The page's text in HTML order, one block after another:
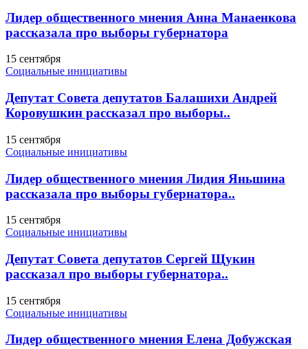
Лидер общественного мнения Анна Манаенкова
рассказала про выборы губернатора
15 сентября
Социальные инициативы
Депутат Совета депутатов Балашихи Андрей
Коровушкин рассказал про выборы..
15 сентября
Социальные инициативы
Лидер общественного мнения Лидия Яньшина
рассказала про выборы губернатора..
15 сентября
Социальные инициативы
Депутат Совета депутатов Сергей Щукин
рассказал про выборы губернатора..
15 сентября
Социальные инициативы
Лидер общественного мнения Елена Добужская